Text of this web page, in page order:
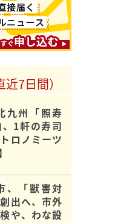
7日間）
九州「照寿
1軒の寿司
ロノミーツ
、「獣害対
出へ、市外
や、わな設